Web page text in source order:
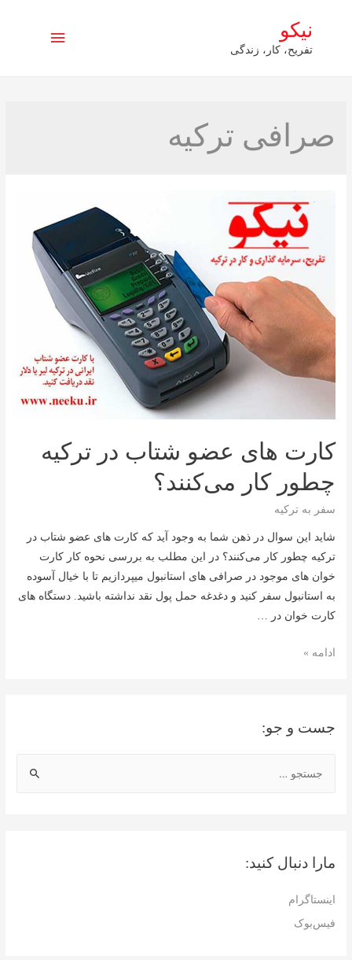
نیکو
تفریح، کار، زندگی
فهرست
جست و جو:
بمارا دنبال کنید:
اینستاگرام
فیس‌بوک
صرافی ترکیه
کارت های عضو شتاب در ترکیه
چطور کار می‌کنند؟
سفر به ترکیه
شاید این سوال در ذهن شما به وجود آید که کارت های عضو شتاب در
ترکیه چطور کار می‌کنند؟ در این مطلب به بررسی نحوه کار کارت
خوان های موجود در صرافی های استانبول میپردازیم تا با خیال آسوده
به استانبول سفر کنید و دغدغه حمل پول نقد نداشته باشید. دستگاه های
کارت خوان در …
کارت
در
چطور
ادامه »